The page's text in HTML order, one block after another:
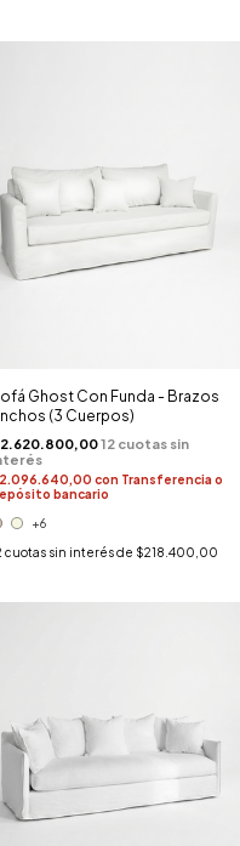
Ghost Con Funda - Brazos
(3 Cuerpos)
con Transferencia o
bancario
+6
cuotas sin interés de $218.400,00